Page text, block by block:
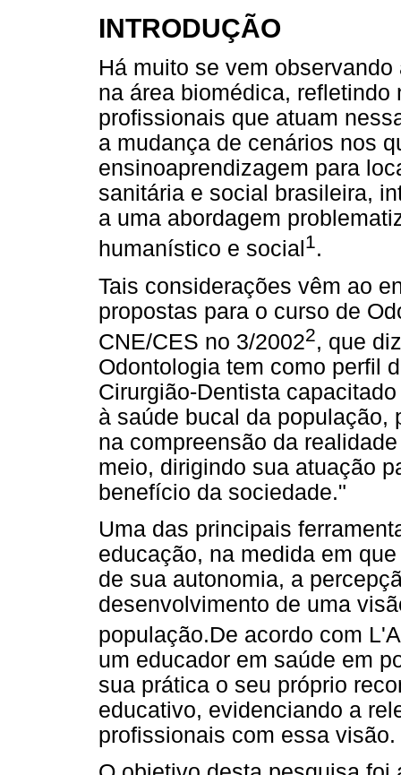
INTRODUÇÃO
Há muito se vem
na área biomédica,
profissionais que atuam
a mudança de cenários nos
ensinoaprendizagem para
sanitária e social brasileira,
a uma abordagem
humanístico e social 1.
Tais considerações vêm ao
propostas para o curso de
CNE/CES no 3/20022, que
Odontologia tem como perfil
Cirurgião-Dentista
à saúde bucal da
na compreensão da
meio, dirigindo sua atuação
benefício da sociedade."
Uma das principais
educação, na medida em
de sua autonomia, a
desenvolvimento de uma
população.De acordo com
um educador em saúde em
sua prática o seu próprio
educativo, evidenciando a
profissionais com essa visão.